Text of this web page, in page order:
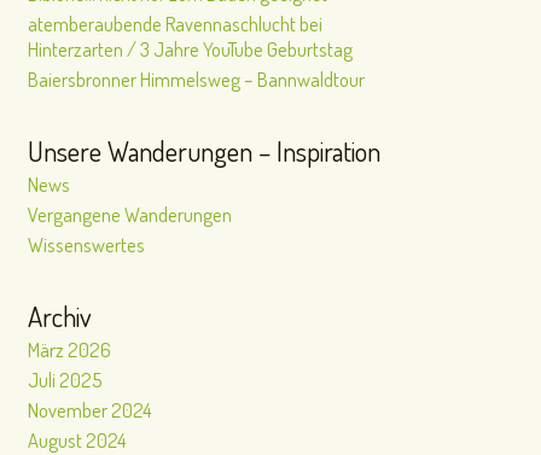
atemberaubende Ravennaschlucht bei
Hinterzarten / 3 Jahre YouTube Geburtstag
Baiersbronner Himmelsweg – Bannwaldtour
Unsere Wanderungen – Inspiration
News
Vergangene Wanderungen
Wissenswertes
Archiv
März 2026
Juli 2025
November 2024
August 2024